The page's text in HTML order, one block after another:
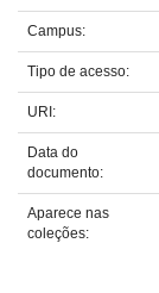
Campus:
Tipo de acesso:
URI:
Data do
documento:
Aparece nas
coleções: